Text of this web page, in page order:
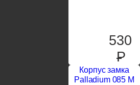
530
P
Корпус замка
Palladium 085 M